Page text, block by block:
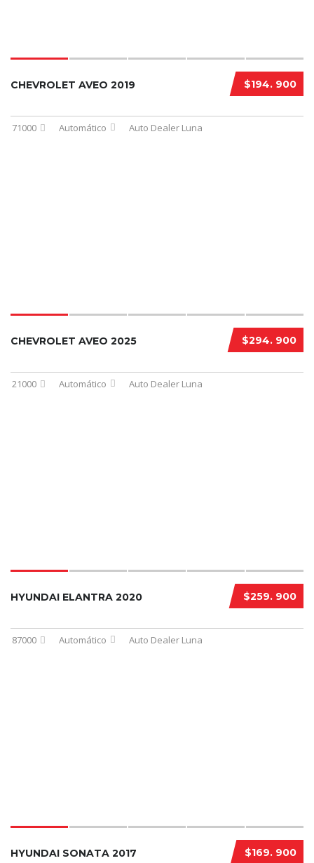
$194. 900
CHEVROLET AVEO 2019
71000 Automático Auto Dealer Luna
$294. 900
CHEVROLET AVEO 2025
21000 Automático Auto Dealer Luna
$259. 900
HYUNDAI ELANTRA 2020
87000 Automático Auto Dealer Luna
$169. 900
HYUNDAI SONATA 2017